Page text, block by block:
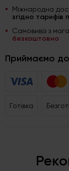
Міжнародна
згідно тарифів
Самовивіз з
безкоштовно
Приймаємо
Готівка